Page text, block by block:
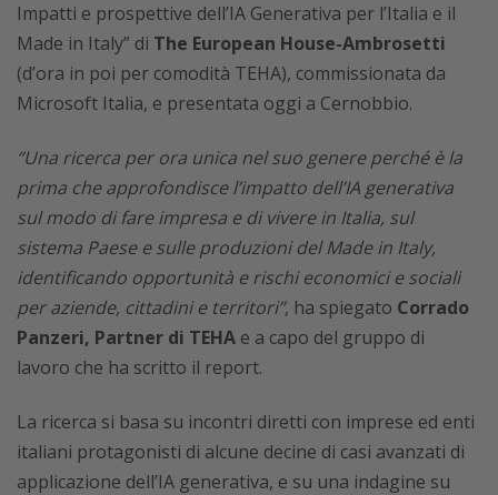
Impatti e prospettive dell’IA Generativa per l’Italia e il
Made in Italy” di The European House-Ambrosetti
(d’ora in poi per comodità TEHA), commissionata da
Microsoft Italia, e presentata oggi a Cernobbio.
“Una ricerca per ora unica nel suo genere perché è la
prima che approfondisce l’impatto dell’IA generativa
sul modo di fare impresa e di vivere in Italia, sul
sistema Paese e sulle produzioni del Made in Italy,
identificando opportunità e rischi economici e sociali
per aziende, cittadini e territori”, ha spiegato Corrado
Panzeri, Partner di TEHA e a capo del gruppo di
lavoro che ha scritto il report.
La ricerca si basa su incontri diretti con imprese ed enti
italiani protagonisti di alcune decine di casi avanzati di
applicazione dell’IA generativa, e su una indagine su